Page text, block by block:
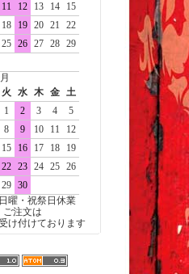
11 12 13 14
15
18 19 20 21
22
25 26 27 28
29
火 水 木 金
土
1
2 3 4
5
8 9 10 11
12
15 16 17 18
19
22 23 24 25
26
29
30
曜・祝祭日休業
ご注文は
け付けております